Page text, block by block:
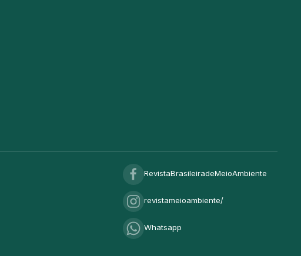
RevistaBrasileiradeMeioAmbiente
revistameioambiente/
Whatsapp